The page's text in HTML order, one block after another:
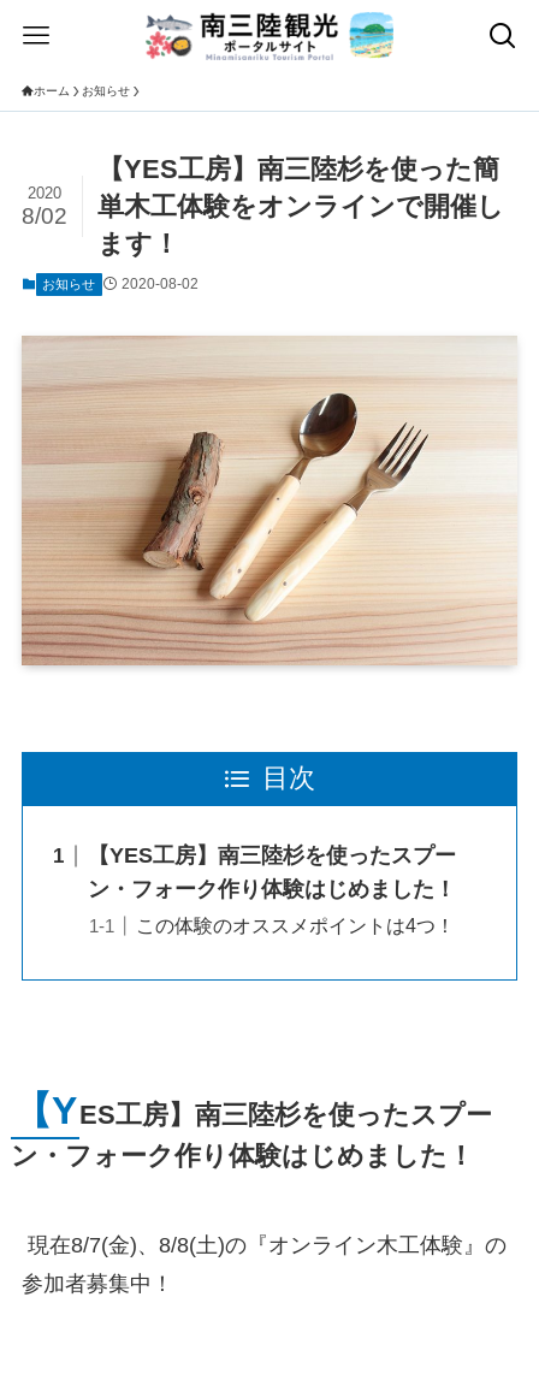
ホーム お知らせ
【YES工房】南三陸杉を使った簡
単木工体験をオンラインで開催し
ます！
2020
8/02
お知らせ 2020-08-02
目次
【YES工房】南三陸杉を使ったスプー
ン・フォーク作り体験はじめました！
この体験のオススメポイントは4つ！
【YES工房】南三陸杉を使ったスプー
ン・フォーク作り体験はじめました！
現在8/7(金)、 8/8(土)の『オンライン木工体験』の
参加者募集中！